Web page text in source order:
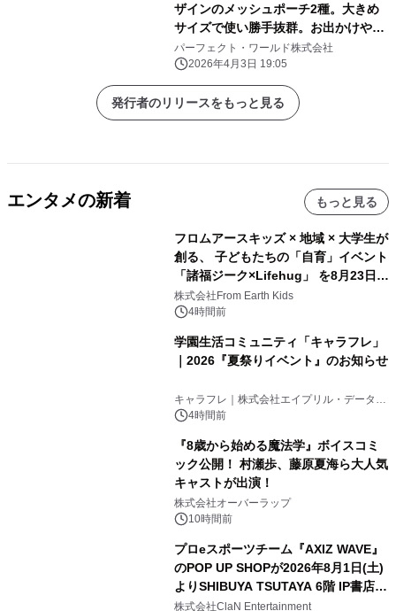
ザインのメッシュポーチ2種。大きめ
サイズで使い勝手抜群。お出かけや旅
行にぜひ！
パーフェクト・ワールド株式会社
2026年4月3日 19:05
発行者のリリースをもっと見る
エンタメの新着 もっと見る
フロムアースキッズ × 地域 × 大学生が
創る、 子どもたちの「自育」イベント
「諸福ジーク×Lifehug」 を8月23日
(日)開催
株式会社From Earth Kids
4時間前
学園生活コミュニティ「キャラフレ」
｜2026『夏祭りイベント』のお知らせ
キャラフレ｜株式会社エイプリル・データ・
デザインズ
4時間前
『8歳から始める魔法学』ボイスコミ
ック公開！ 村瀬歩、藤原夏海ら大人気
キャストが出演！
株式会社オーバーラップ
10時間前
プロeスポーツチーム『AXIZ WAVE』
のPOP UP SHOPが2026年8月1日(土)
よりSHIBUYA TSUTAYA 6階 IP書店で
開催決定！！
株式会社ClaN Entertainment